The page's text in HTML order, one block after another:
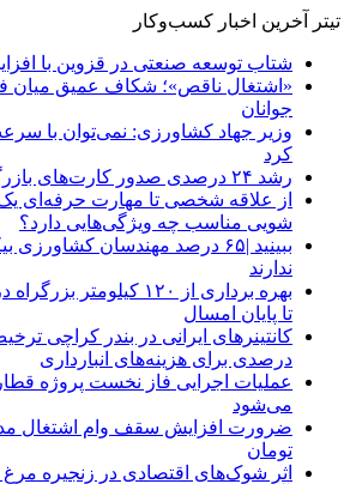
تیتر آخرین اخبار کسب‌وکار
شتاب توسعه صنعتی در قزوین با
«اشتغال ناقص»؛ شکاف عمیق میان
جوانان
وزیر جهاد کشاورزی: نمی‌توان با
کرد
رشد ۲۴ درصدی صدور کارت‌های بازرگانی در گرگان
از علاقه شخصی تا مهارت حرفه‌ای
شویی مناسب چه ویژگی‌هایی دارد؟
ببینید |۶۵ درصد مهندسان
ندارند
بهره برداری از ۱۲۰
تا پایان امسال
درصدی برای هزینه‌های انبارداری
عملیات اجرایی فاز نخست پروژه
می‌شود
تومان
اثر شوک‌های اقتصادی در زنجیره مرغ تا ۲۲ ماه باقی